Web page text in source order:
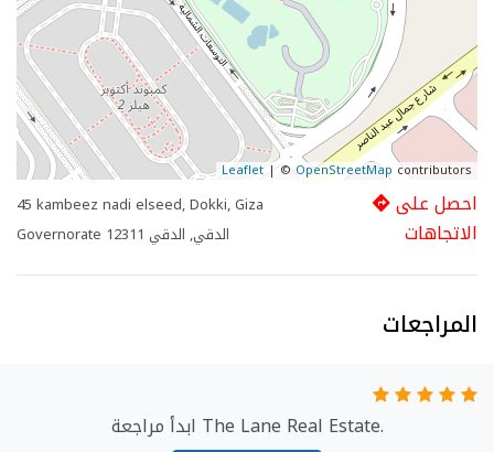
Leaflet | ©OpenStreetMap contributors
45 kambeez nadi elseed, Dokki, Giza
Governorate 12311 الدقي, الدقي
احصل على
الاتجاهات
المراجعات
ابدأ مراجعة The Lane Real Estate.